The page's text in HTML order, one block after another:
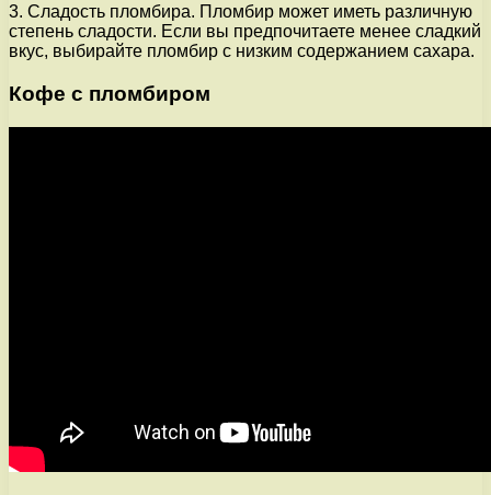
3. Сладость пломбира. Пломбир может иметь различную
степень сладости. Если вы предпочитаете менее сладкий
вкус, выбирайте пломбир с низким содержанием сахара.
Кофе с пломбиром